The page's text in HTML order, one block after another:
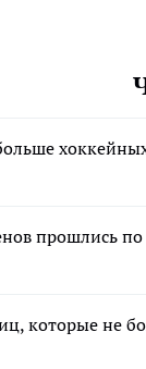
прошлись
которые не